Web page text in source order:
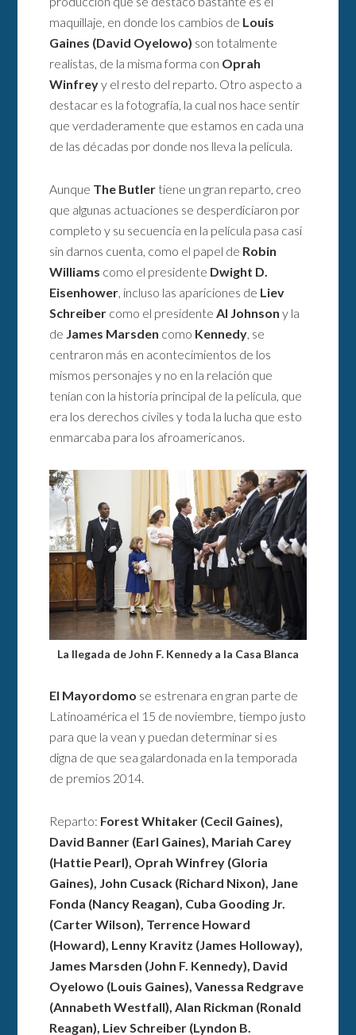
maquillaje, en donde los cambios de Louis
Gaines (David Oyelowo) son totalmente
realistas, de la misma forma con Oprah
Winfreyy el resto del reparto. Otro aspecto a
destacar es la fotografía, la cual nos hace sentir
que verdaderamente que estamos en cada una
de las décadas por donde nos lleva la película.
Aunque The Butler tiene un gran reparto, creo
que algunas actuaciones se desperdiciaron por
completo y su secuencia en la película pasa casi
sin darnos cuenta, como el papel de Robin
Williams como el presidente Dwight D.
Eisenhower, incluso las apariciones de Liev
Schreiber como el presidenteAl Johnson y la
de James Marsden como Kennedy, se
centraron más en acontecimientos de los
mismos personajes y no en la relación que
tenían con la historia principal de la película, que
era los derechos civiles y toda la lucha que esto
enmarcaba para los afroamericanos.
La llegada de John F. Kennedy a la Casa Blanca
El Mayordomo se estrenara en gran parte de
Latinoamérica el 15 de noviembre, tiempo justo
para que la vean y puedan determinar si es
digna de que sea galardonada en la temporada
de premios 2014.
Reparto: Forest Whitaker (Cecil Gaines),
David Banner (Earl Gaines), Mariah Carey
(Hattie Pearl), Oprah Winfrey (Gloria
Gaines), John Cusack (Richard Nixon), Jane
Fonda (Nancy Reagan), Cuba Gooding Jr.
(Carter Wilson), Terrence Howard
(Howard), Lenny Kravitz (James Holloway),
James Marsden (John F. Kennedy), David
Oyelowo (Louis Gaines), Vanessa Redgrave
(Annabeth Westfall), Alan Rickman (Ronald
Reagan), Liev Schreiber (Lyndon B.